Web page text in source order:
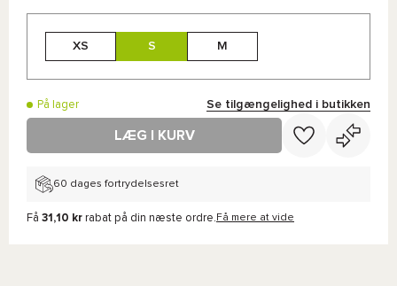
XS S M
På lager Se tilgængelighed i butikken
LÆG I KURV
60 dages fortrydelsesret
Få 31,10 kr rabat på din næste ordre. Få mere at vide